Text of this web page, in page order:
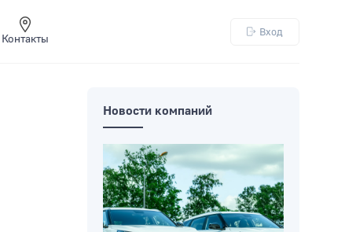
Контакты
Вход
Новости компаний